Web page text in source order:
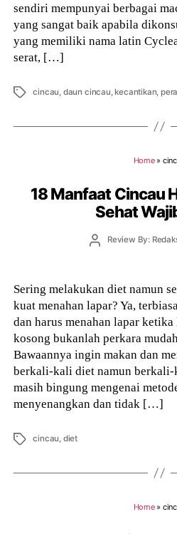
sendiri mempunyai berbagai
yang sangat baik apabila
yang memiliki nama latin
serat, […]
Tags cincau, daun cincau, kecantikan,
Home»
18 Manfaat Cincau
Sehat
PostReview By:
Sering melakukan diet namun
kuat menahan lapar? Ya,
dan harus menahan lapar
kosong bukanlah perkara
Bawaannya ingin makan dan
berkali-kali diet namun berkali-
masih bingung mengenai
menyenangkan dan tidak […]
Tags cincau, diet
Home»